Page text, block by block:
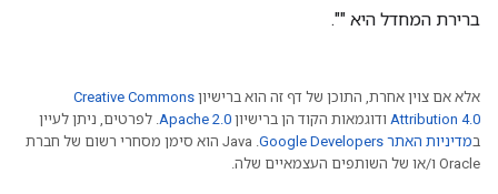
ברירת המחדל היא "".
אלא אם צוין אחרת, התוכן של דף זה הוא ברישיון Creative Commons
Attribution 4.0 ודוגמאות הקוד הן ברישיון Apache 2.0. לפרטים, ניתן לעיין
במדיניות האתר Google Developers‏
.‏ Java הוא סימן מסחרי רשום של חברת
Oracle ו/או של השותפים העצמאיים שלה.